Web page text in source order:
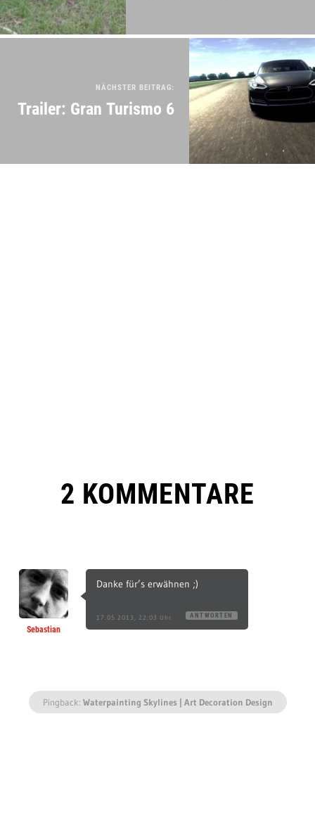
NÄCHSTER BEITRAG:
Trailer: Gran Turismo 6
2 KOMMENTARE
Sebastian
Danke für’s erwähnen ;)
17.05.2013, 22:03 Uhr ANTWORTEN
Pingback: Waterpainting Skylines | Art Decoration Design